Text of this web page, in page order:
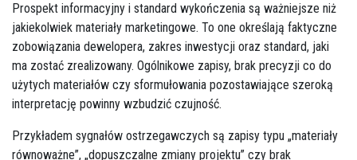
Prospekt informacyjny i standard wykończenia są ważniejsze niż
jakiekolwiek materiały marketingowe. To one określają faktyczne
zobowiązania dewelopera, zakres inwestycji oraz standard, jaki
ma zostać zrealizowany. Ogólnikowe zapisy, brak precyzji co do
użytych materiałów czy sformułowania pozostawiające szeroką
interpretację powinny wzbudzić czujność.
Przykładem sygnałów ostrzegawczych są zapisy typu „materiały
równoważne”, „dopuszczalne zmiany projektu” czy brak